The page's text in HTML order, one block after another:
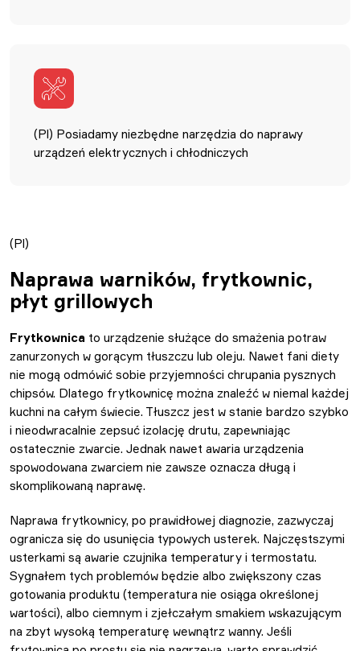
(Pl) Posiadamy niezbędne narzędzia do naprawy
urządzeń elektrycznych i chłodniczych
(Pl)
Naprawa warników, frytkownic,
płyt grillowych
Frytkownica to urządzenie służące do smażenia potraw
zanurzonych w gorącym tłuszczu lub oleju. Nawet fani diety
nie mogą odmówić sobie przyjemności chrupania pysznych
chipsów. Dlatego frytkownicę można znaleźć w niemal każdej
kuchni na całym świecie. Tłuszcz jest w stanie bardzo szybko
i nieodwracalnie zepsuć izolację drutu, zapewniając
ostatecznie zwarcie. Jednak nawet awaria urządzenia
spowodowana zwarciem nie zawsze oznacza długą i
skomplikowaną naprawę.
Naprawa frytkownicy, po prawidłowej diagnozie, zazwyczaj
ogranicza się do usunięcia typowych usterek. Najczęstszymi
usterkami są awarie czujnika temperatury i termostatu.
Sygnałem tych problemów będzie albo zwiększony czas
gotowania produktu (temperatura nie osiąga określonej
wartości), albo ciemnym i zjełczałym smakiem wskazującym
na zbyt wysoką temperaturę wewnątrz wanny. Jeśli